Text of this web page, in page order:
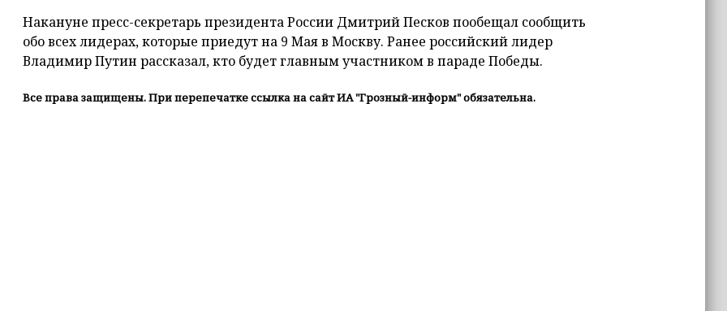
Накануне пресс-секретарь президента России Дмитрий Песков пообещал сообщить
обо всех лидерах, которые приедут на 9 Мая в Москву. Ранее российский лидер
Владимир Путин рассказал, кто будет главным участником в параде Победы.
Все права защищены. При перепечатке ссылка на сайт ИА "Грозный-информ" обязательна.